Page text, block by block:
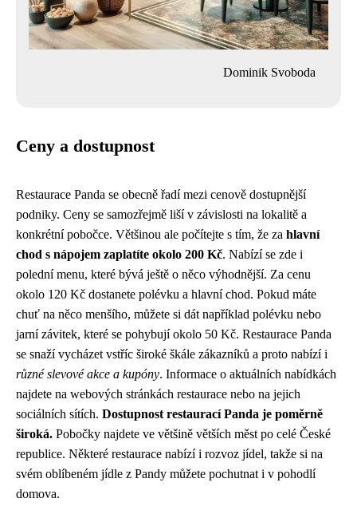
Dominik Svoboda
Ceny a dostupnost
Restaurace Panda se obecně řadí mezi cenově dostupnější
podniky. Ceny se samozřejmě liší v závislosti na lokalitě a
konkrétní pobočce. Většinou ale počítejte s tím, že za hlavní
chod s nápojem zaplatíte okolo 200 Kč. Nabízí se zde i
polední menu, které bývá ještě o něco výhodnější. Za cenu
okolo 120 Kč dostanete polévku a hlavní chod. Pokud máte
chuť na něco menšího, můžete si dát například polévku nebo
jarní závitek, které se pohybují okolo 50 Kč. Restaurace Panda
se snaží vycházet vstříc široké škále zákazníků a proto nabízí i
různé slevové akce a kupóny. Informace o aktuálních nabídkách
najdete na webových stránkách restaurace nebo na jejich
sociálních sítích. Dostupnost restaurací Panda je poměrně
široká. Pobočky najdete ve většině větších měst po celé České
republice. Některé restaurace nabízí i rozvoz jídel, takže si na
svém oblíbeném jídle z Pandy můžete pochutnat i v pohodlí
domova.